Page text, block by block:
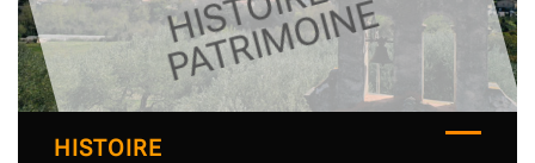
S
E
HISTOIRE